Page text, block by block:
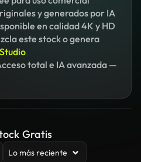
y generados por IA
en calidad 4K y HD
este stock o genera
total e IA avanzada —
Gratis
Lo más reciente